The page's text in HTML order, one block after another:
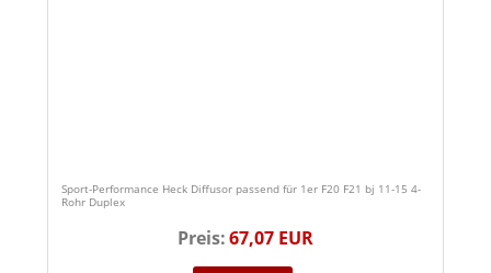
Sport-Performance Heck Diffusor passend für 1er F20 F21 bj 11-15 4-
Rohr Duplex
Preis:67,07 EUR